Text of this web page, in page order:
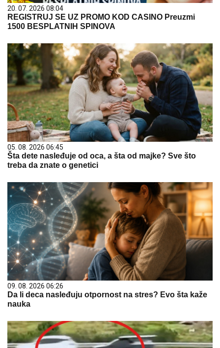
20. 07. 2026 08:04
REGISTRUJ SE UZ PROMO KOD CASINO Preuzmi
1500 BESPLATNIH SPINOVA
05. 08. 2026 06:45
Šta dete nasleđuje od oca, a šta od majke? Sve što
treba da znate o genetici
09. 08. 2026 06:26
Da li deca nasleđuju otpornost na stres? Evo šta kaže
nauka